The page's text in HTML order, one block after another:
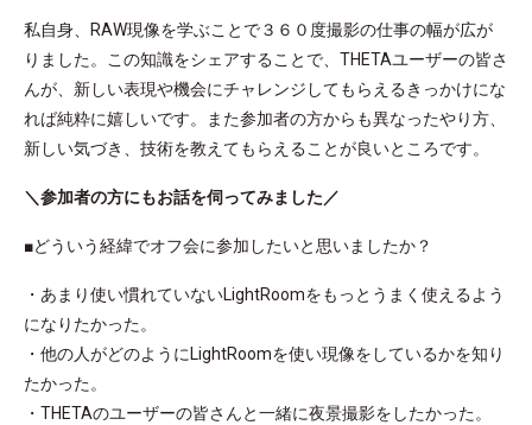
私自身、RAW現像を学ぶことで３６０度撮影の仕事の幅が広が
りました。この知識をシェアすることで、THETAユーザーの皆さ
んが、新しい表現や機会にチャレンジしてもらえるきっかけにな
れば純粋に嬉しいです。また参加者の方からも異なったやり方、
新しい気づき、技術を教えてもらえることが良いところです。
＼参加者の方にもお話を伺ってみました／
■どういう経緯でオフ会に参加したいと思いましたか？
・あまり使い慣れていないLightRoomをもっとうまく使えるよう
になりたかった。
・他の人がどのようにLightRoomを使い現像をしているかを知り
たかった。
・THETAのユーザーの皆さんと一緒に夜景撮影をしたかった。